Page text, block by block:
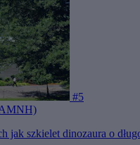
#5
jak szkielet dinozaura o